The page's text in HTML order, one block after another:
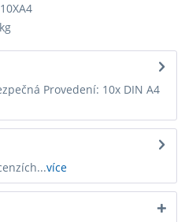
Provedení: 10x DIN A4
více